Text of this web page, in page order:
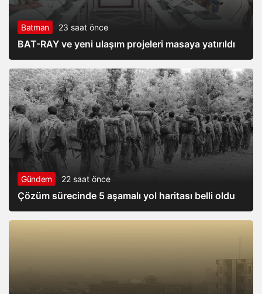
Batman 23 saat önce
BAT-RAY ve yeni ulaşım projeleri masaya yatırıldı
Gündem 22 saat önce
Çözüm sürecinde 5 aşamalı yol haritası belli oldu